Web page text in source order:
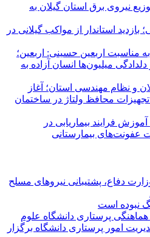
نیروی برق استان گیلان به
استاندار از مواکب گیلانی در
به مناسبت اربعین حسینی: اربعین؛
میلیون‌ها انسان آزاده به
و نظام مهندسی استان؛ آغاز
محافظ ولتاژ در ساختمان
فرایند بیماریابی در
عفونت‌های بیمارستانی
دفاع، پشتیبانی نیرو‌های مسلح
نبوده است
پرستاری دانشگاه علوم
امور پرستاری دانشگاه برگزار